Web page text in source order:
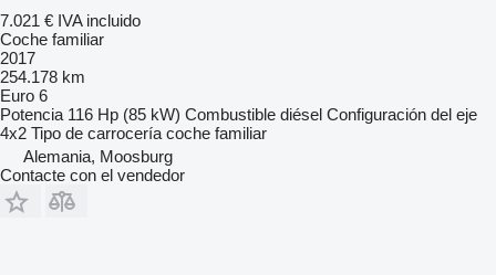
7.021 € IVA incluido
Coche familiar
2017
254.178 km
Euro 6
Potencia 116 Hp (85 kW) Combustible diésel Configuración del eje
4x2 Tipo de carrocería coche familiar
Alemania, Moosburg
Contacte con el vendedor